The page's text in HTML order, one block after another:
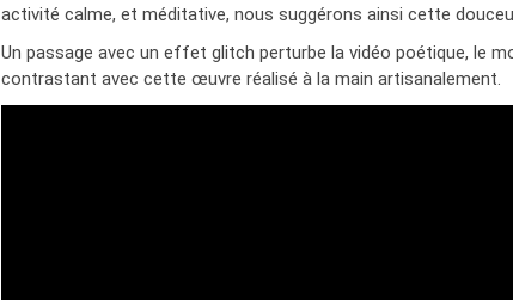
activité calme, et méditative, nous suggérons ainsi cette
Un passage avec un effet glitch perturbe la vidéo poétique, le
contrastant avec cette œuvre réalisé à la main artisanalement.